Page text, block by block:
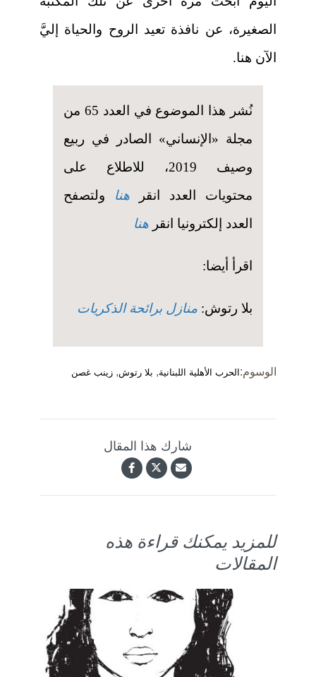
الصغيرة، عن نافذة تعيد الروح والحياة إليَّ
الآن هنا.
نُشر هذا الموضوع في العدد 65 من
مجلة «الإنساني» الصادر في ربيع
وصيف 2019، للاطلاع على
محتويات العدد انقرهنا
ولتصفح
العدد إلكترونيا انقر هنا
اقرأ أيضا:
بلا رتوش: منازل برائحة الذكريات
الوسوم: الحرب الأهلية اللبنانية, بلا رتوش, زينب غصن
شارك هذا المقال
للمزيد يمكنك قراءة هذه
المقالات